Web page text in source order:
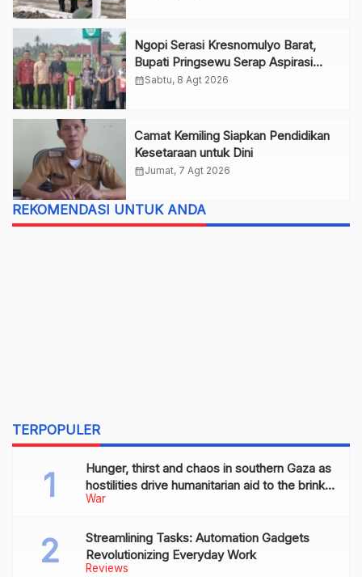
Ngopi Serasi Kresnomulyo Barat,
Bupati Pringsewu Serap Aspirasi
Warga
calendar_monthSabtu, 8 Agt 2026
Camat Kemiling Siapkan Pendidikan
Kesetaraan untuk Dini
calendar_monthJumat, 7 Agt 2026
REKOMENDASI UNTUK ANDA
TERPOPULER
War
Hunger, thirst and chaos in southern Gaza as
hostilities drive humanitarian aid to the brink
of collapse
Reviews
Streamlining Tasks: Automation Gadgets
Revolutionizing Everyday Work